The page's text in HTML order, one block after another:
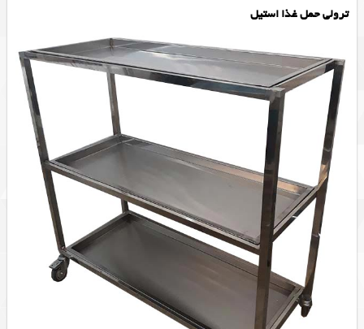
ترولی حمل غذا استیل